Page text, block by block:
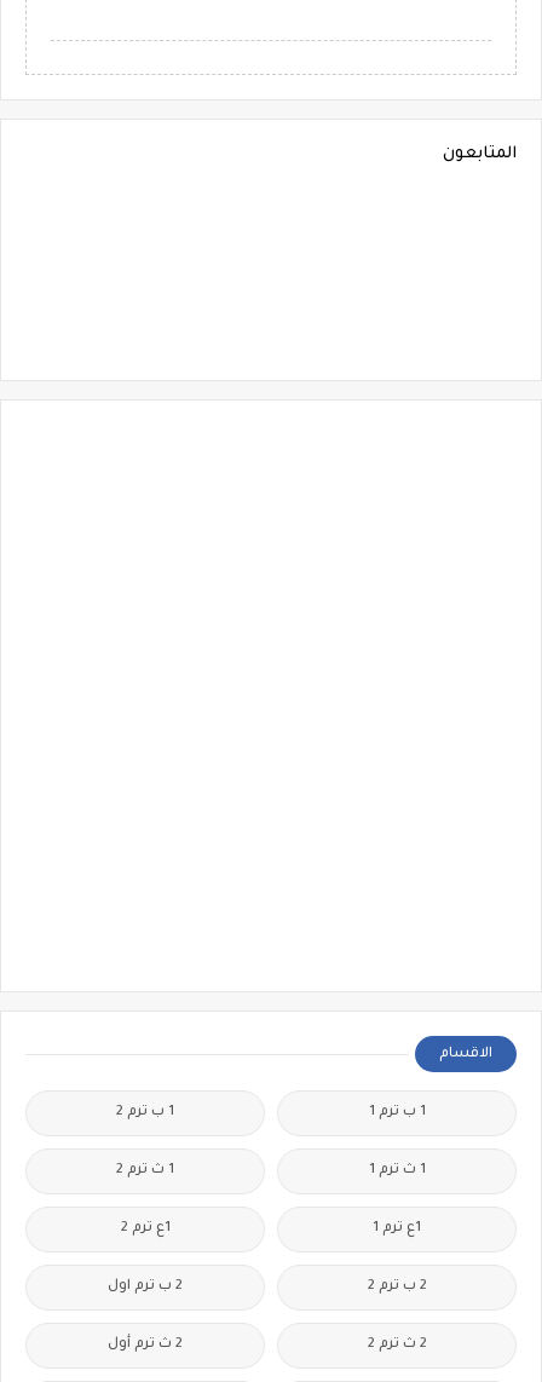
المتابعون
الاقسام
1 ب ترم 1 1 ب ترم 2
1 ث ترم 1 1 ث ترم 2
1ع ترم 1 1ع ترم 2
2 ب ترم 2 2 ب ترم اول
2 ث ترم 2 2 ث ترم أول